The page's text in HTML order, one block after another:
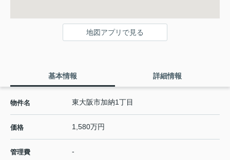
地図アプリで見る
基本情報 詳細情報
物件名 東大阪市加納1丁目
価格 1,580万円
管理費 -